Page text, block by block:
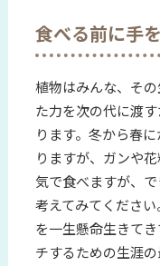
食べる前に手
植物はみんな、そ
た力を次の代に渡
ります。冬から春
りますが、ガンや
気で食べますが、
考えてみてくださ
を一生懸命生きて
チするための生涯